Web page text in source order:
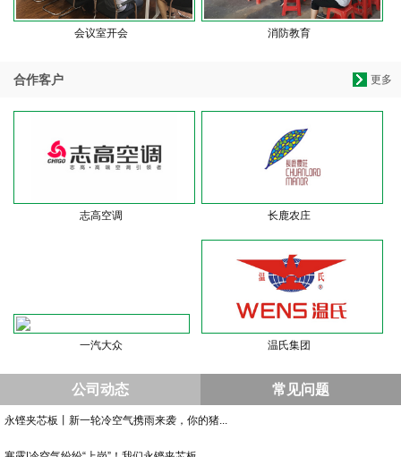
会议室开会 消防教育
更多
合作客户
志高空调 长鹿农庄
一汽大众 温氏集团
公司动态 常见问题
永铿夹芯板丨新一轮冷空气携雨来袭，你的猪...